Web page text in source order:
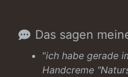
Das sagen
"ich habe gerade
Handcreme